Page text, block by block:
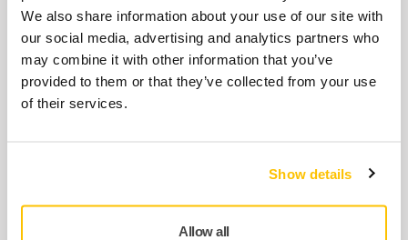
We also share information about your use of our site with
our social media, advertising and analytics partners who
may combine it with other information that you’ve
provided to them or that they’ve collected from your use
of their services.
Show details
Allow all
ZUBEHÖR
Schutzauflage 77mm 6L, 5/Pack
Schutzauflage, geeignet für GRIP-